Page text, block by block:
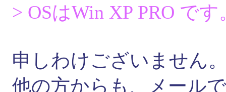
> OSはWin XP PRO です
申しわけございません
他の方からも、メール